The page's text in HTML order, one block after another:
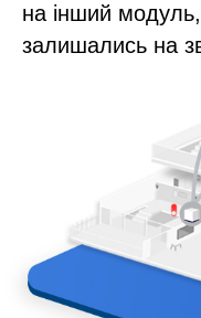
на інший
залишались на